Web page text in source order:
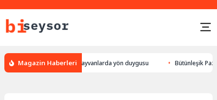
Magazin Haberleri
leylek yön bulması, hayvanlarda yön duygusu Bütünleşik